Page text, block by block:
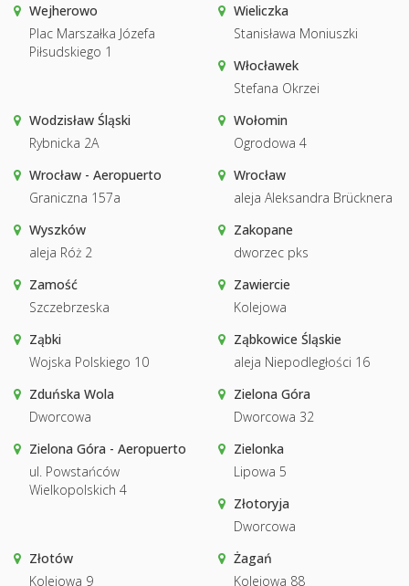
Wejherowo
Plac Marszałka Józefa
Piłsudskiego 1
Wieliczka
Stanisława Moniuszki
Włocławek
Stefana Okrzei
Wodzisław Śląski
Rybnicka 2A
Wołomin
Ogrodowa 4
Wrocław - Aeropuerto
Graniczna 157a
Wrocław
aleja Aleksandra Brücknera
Wyszków
aleja Róż 2
Zakopane
dworzec pks
Zamość
Szczebrzeska
Zawiercie
Kolejowa
Ząbki
Wojska Polskiego 10
Ząbkowice Śląskie
aleja Niepodległości 16
Zduńska Wola
Dworcowa
Zielona Góra
Dworcowa 32
Zielona Góra - Aeropuerto
ul. Powstańców
Wielkopolskich 4
Zielonka
Lipowa 5
Złotoryja
Dworcowa
Złotów
Kolejowa 9
Żagań
Kolejowa 88